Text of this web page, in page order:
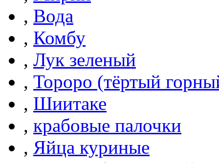
, Вода
, Комбу
, Лук зеленый
, Тороро (тёртый
, Шиитаке
, крабовые палочки
, Яйца куриные